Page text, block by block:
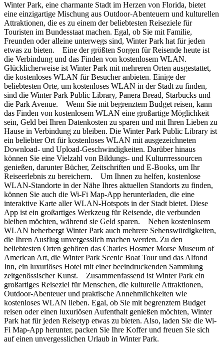
Winter Park, eine charmante Stadt im Herzen von Florida, bietet
eine einzigartige Mischung aus Outdoor-Abenteuern und kulturellen
Attraktionen, die es zu einem der beliebtesten Reiseziele für
Touristen im Bundesstaat machen. Egal, ob Sie mit Familie,
Freunden oder alleine unterwegs sind, Winter Park hat für jeden
etwas zu bieten. Eine der größten Sorgen für Reisende heute ist
die Verbindung und das Finden von kostenlosem WLAN.
Glücklicherweise ist Winter Park mit mehreren Orten ausgestattet,
die kostenloses WLAN für Besucher anbieten. Einige der
beliebtesten Orte, um kostenloses WLAN in der Stadt zu finden,
sind die Winter Park Public Library, Panera Bread, Starbucks und
die Park Avenue. Wenn Sie mit begrenztem Budget reisen, kann
das Finden von kostenlosem WLAN eine großartige Möglichkeit
sein, Geld bei Ihren Datenkosten zu sparen und mit Ihren Lieben zu
Hause in Verbindung zu bleiben. Die Winter Park Public Library ist
ein beliebter Ort für kostenloses WLAN mit ausgezeichneten
Download- und Upload-Geschwindigkeiten. Darüber hinaus
können Sie eine Vielzahl von Bildungs- und Kulturrressourcen
genießen, darunter Bücher, Zeitschriften und E-Books, um Ihr
Reiseerlebnis zu bereichern. Um Ihnen zu helfen, kostenlose
WLAN-Standorte in der Nähe Ihres aktuellen Standorts zu finden,
können Sie auch die Wi-Fi Map-App herunterladen, die eine
interaktive Karte aller WLAN-Hotspots in der Stadt bietet. Diese
App ist ein großartiges Werkzeug für Reisende, die verbunden
bleiben möchten, während sie Geld sparen. Neben kostenlosem
WLAN beherbergt Winter Park auch mehrere Sehenswürdigkeiten,
die Ihren Ausflug unvergesslich machen werden. Zu den
beliebtesten Orten gehören das Charles Hosmer Morse Museum of
American Art, die Winter Park Scenic Boat Tour und das Alfond
Inn, ein luxuriöses Hotel mit einer beeindruckenden Sammlung
zeitgenössischer Kunst. Zusammenfassend ist Winter Park ein
großartiges Reiseziel für Menschen, die kulturelle Attraktionen,
Outdoor-Abenteuer und praktische Annehmlichkeiten wie
kostenloses WLAN lieben. Egal, ob Sie mit begrenztem Budget
reisen oder einen luxuriösen Aufenthalt genießen möchten, Winter
Park hat für jeden Reisetyp etwas zu bieten. Also, laden Sie die Wi-
Fi Map-App herunter, packen Sie Ihre Koffer und freuen Sie sich
auf einen unvergesslichen Urlaub in Winter Park.